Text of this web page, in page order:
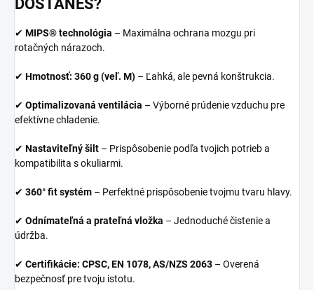
DOSTANEŠ?
✔ MIPS® technológia – Maximálna ochrana mozgu pri
rotačných nárazoch.
✔ Hmotnosť: 360 g (veľ. M) – Ľahká, ale pevná konštrukcia.
✔ Optimalizovaná ventilácia – Výborné prúdenie vzduchu pre
efektívne chladenie.
✔ Nastaviteľný šilt – Prispôsobenie podľa tvojich potrieb a
kompatibilita s okuliarmi.
✔ 360° fit systém – Perfektné prispôsobenie tvojmu tvaru hlavy.
✔ Odnímateľná a prateľná vložka – Jednoduché čistenie a
údržba.
✔ Certifikácie: CPSC, EN 1078, AS/NZS 2063 – Overená
bezpečnosť pre tvoju istotu.